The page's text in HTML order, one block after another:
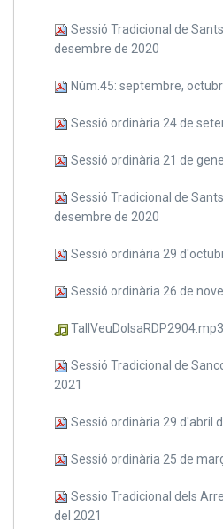
Sessió Tradicional de
desembre de 2020
Núm.45: septembre,
Sessió ordinària 24 de
Sessió ordinària 21 de
Sessió Tradicional de
desembre de 2020
Sessió ordinària 29
Sessió ordinària 26 de
TallVeuDolsaRDP2904.mp3
Sessió Tradicional de
2021
Sessió ordinària 29 d'abril
Sessió ordinària 25 de
Sessio Tradicional dels
del 2021